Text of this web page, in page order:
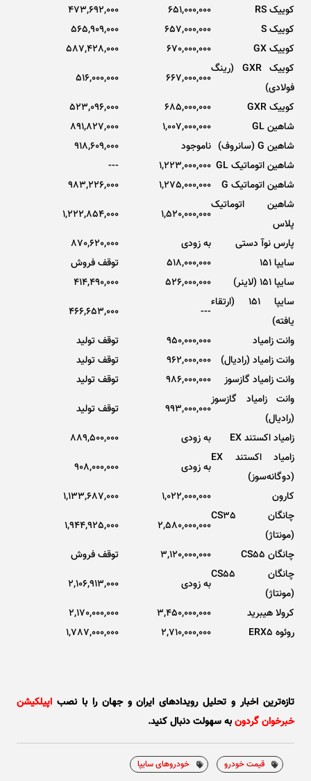
کوییک RS
651,000,000
473,692,000
کوییک S
657,000,000
565,909,000
کوییک GX
670,000,000
587,428,000
کوییک GXR (رینگ
فولادی)
667,000,000
516,000,000
کوییک GXR
685,000,000
523,096,000
شاهین GL
1,007,000,000
891,827,000
شاهین G (سانروف)
ناموجود
918,609,000
شاهین اتوماتیک GL
1,223,000,000
---
شاهین اتوماتیک G
1,275,000,000
983,226,000
شاهین اتوماتیک
پلاس
1,520,000,000
1,222,854,000
پارس نوآ دستی
به زودی
870,620,000
سایپا 151
518,000,000
توقف فروش
سایپا 151 (لاینر)
526,000,000
414,490,000
سایپا 151 (ارتقاء
یافته)
---
466,653,000
وانت زامیاد
950,000,000
توقف تولید
وانت زامیاد (رادیال)
962,000,000
توقف تولید
وانت زامیاد گازسوز
986,000,000
توقف تولید
وانت زامیاد گازسوز
(رادیال)
993,000,000
توقف تولید
زامیاد اکستند EX
به زودی
889,500,000
زامیاد اکستند EX
(دوگانه‌سوز)
به زودی
908,000,000
کارون
1,022,000,000
1,133,687,000
چانگان CS35
(مونتاژ)
2,580,000,000
1,944,925,000
چانگان CS55
3,120,000,000
توقف فروش
چانگان CS55
(مونتاژ)
به زودی
2,106,913,000
کرولا هیبرید
3,450,000,000
2,170,000,000
روئوه ERX5
2,710,000,000
1,787,000,000
تازه‌ترین اخبار و تحلیل‌ رویدادهای ایران و جهان را با نصب اپیلکیشن
خبرخوان گردونبه سهولت دنبال کنید.
قیمت خودرو خودروهای سایپا